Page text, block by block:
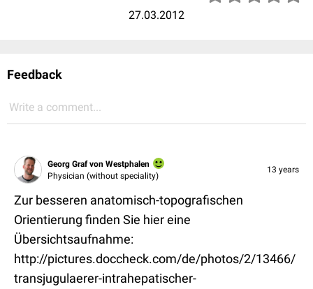
27.03.2012
Feedback
Write a comment...
Georg Graf von Westphalen
Physician (without speciality)
13 years
Zur besseren anatomisch-topografischen
Orientierung finden Sie hier eine
Übersichtsaufnahme:
http://pictures.doccheck.com/de/photos/2/13466/
transjugulaerer-intrahepatischer-